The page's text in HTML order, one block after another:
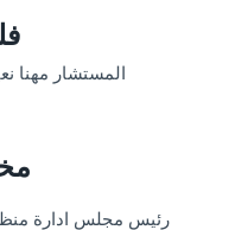
رئيس مجلس ادارة